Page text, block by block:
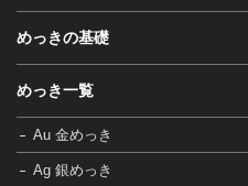
めっきの基礎
めっき一覧
Au 金めっき
Ag 銀めっき